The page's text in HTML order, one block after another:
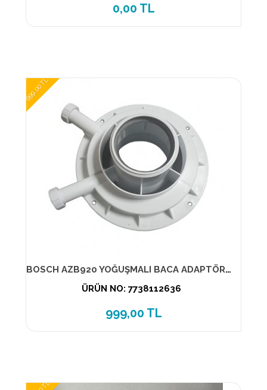
0,00 TL
999,00 TL
BOSCH AZB920 YOĞUŞMALI BACA ADAPTÖRÜ-80/125' den 60/100
ÜRÜN NO: 7738112636
999,00 TL